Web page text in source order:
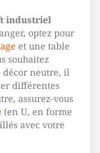
industriel
optez pour
et une table
souhaitez
décor neutre, il
différentes
assurez-vous
(en U, en forme
avec votre